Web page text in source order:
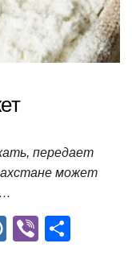
т
ь
передает
может
M Vi